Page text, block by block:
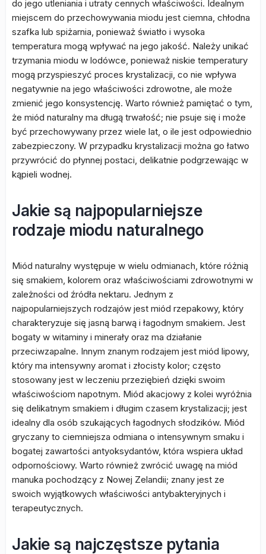
do jego utleniania i utraty cennych właściwości. Idealnym
miejscem do przechowywania miodu jest ciemna, chłodna
szafka lub spiżarnia, ponieważ światło i wysoka
temperatura mogą wpływać na jego jakość. Należy unikać
trzymania miodu w lodówce, ponieważ niskie temperatury
mogą przyspieszyć proces krystalizacji, co nie wpływa
negatywnie na jego właściwości zdrowotne, ale może
zmienić jego konsystencję. Warto również pamiętać o tym,
że miód naturalny ma długą trwałość; nie psuje się i może
być przechowywany przez wiele lat, o ile jest odpowiednio
zabezpieczony. W przypadku krystalizacji można go łatwo
przywrócić do płynnej postaci, delikatnie podgrzewając w
kąpieli wodnej.
Jakie są najpopularniejsze
rodzaje miodu naturalnego
Miód naturalny występuje w wielu odmianach, które różnią
się smakiem, kolorem oraz właściwościami zdrowotnymi w
zależności od źródła nektaru. Jednym z
najpopularniejszych rodzajów jest miód rzepakowy, który
charakteryzuje się jasną barwą i łagodnym smakiem. Jest
bogaty w witaminy i minerały oraz ma działanie
przeciwzapalne. Innym znanym rodzajem jest miód lipowy,
który ma intensywny aromat i złocisty kolor; często
stosowany jest w leczeniu przeziębień dzięki swoim
właściwościom napotnym. Miód akacjowy z kolei wyróżnia
się delikatnym smakiem i długim czasem krystalizacji; jest
idealny dla osób szukających łagodnych słodzików. Miód
gryczany to ciemniejsza odmiana o intensywnym smaku i
bogatej zawartości antyoksydantów, która wspiera układ
odpornościowy. Warto również zwrócić uwagę na miód
manuka pochodzący z Nowej Zelandii; znany jest ze
swoich wyjątkowych właściwości antybakteryjnych i
terapeutycznych.
Jakie są najczęstsze pytania